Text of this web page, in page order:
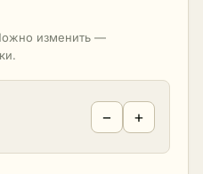
изменить —
− +